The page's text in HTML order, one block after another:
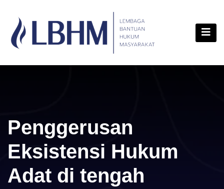
content
Penggerusan
Eksistensi Hukum
Adat di tengah